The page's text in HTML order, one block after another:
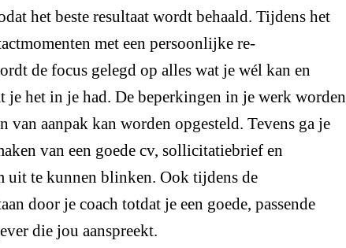
het beste resultaat wordt behaald. Tijdens het
met een persoonlijke re-
de focus gelegd op alles wat je wél kan en
je het in je had. De beperkingen in je werk worden
van aanpak kan worden opgesteld. Tevens ga je
van een goede cv, sollicitatiebrief en
uit te kunnen blinken. Ook tijdens de
door je coach totdat je een goede, passende
die jou aanspreekt.